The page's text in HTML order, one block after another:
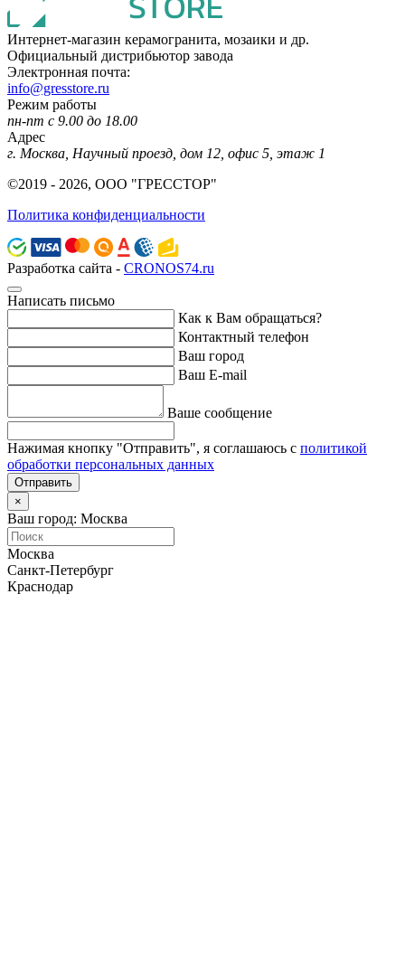
Интернет-магазин керамогранита, мозаики и др.
Официальный дистрибьютор завода
Электронная почта:
info@gresstore.ru
Режим работы
пн-пт с 9.00 до 18.00
Адрес
г. Москва, Научный проезд, дом 12, офис 5, этаж 1
©2019 - 2026, ООО "ГРЕССТОР"
Политика конфиденциальности
Разработка сайта - CRONOS74.ru
Написать письмо
Как к Вам обращаться?
Контактный телефон
Ваш город
Ваш E-mail
Ваше сообщение
Нажимая кнопку "Отправить", я соглашаюсь с политикой
обработки персональных данных
Отправить
×
Ваш город: Москва
Москва
Санкт-Петербург
Краснодар